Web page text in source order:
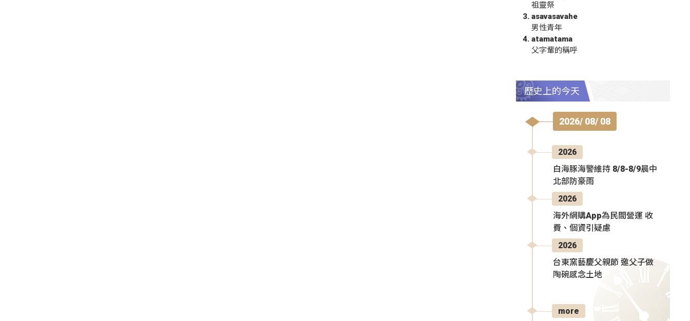
祖靈祭
asavasavahe
男性青年
atamatama
父字輩的稱呼
歷史上的今天
2026/ 08/ 08
2026
白海豚海警維持 8/8-8/9晨中
北部防豪雨
2026
海外網購App為民間營運 收
費、個資引疑慮
2026
台東窯藝慶父親節 邀父子做
陶碗感念土地
more